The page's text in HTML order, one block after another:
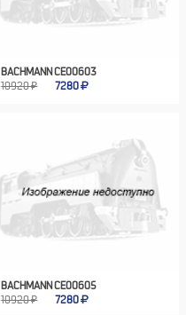
BACHMANN CE00603
10920 ₽
7280
BACHMANN CE00605
10920 ₽
7280